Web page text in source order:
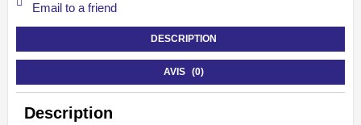
Email to a friend
DESCRIPTION
AVIS (0)
Description